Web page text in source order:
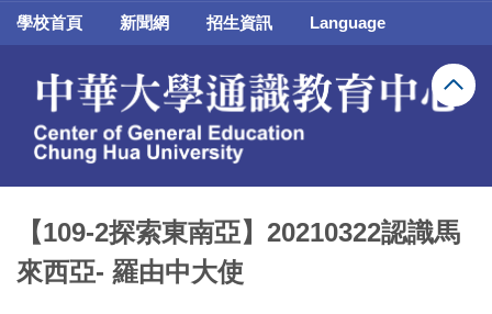
跳
學校首頁 新聞網 招生資訊 Language
【109-2探索東南亞】20210322認識馬
來西亞- 羅由中大使